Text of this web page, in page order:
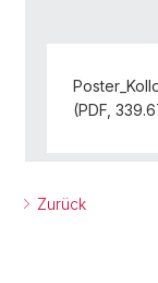
(PDF,
Zurück